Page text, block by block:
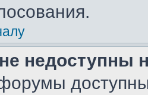
недоступны